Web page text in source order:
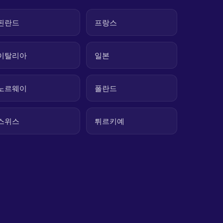
란드 프랑스
탈리아 일본
르웨이 폴란드
위스 튀르키예